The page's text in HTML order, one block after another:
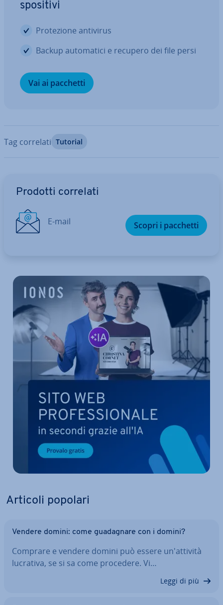
spo­si­ti­vi
Pro­te­zio­ne antivirus
Backup au­to­ma­ti­ci e recupero dei file persi
Vai ai pacchetti
Tag correlati Tutorial
Prodotti correlati
E-mail Scopri i pacchetti
Articoli popolari
Vendere domini: come gua­da­gna­re con i domini?
Comprare e vendere domini può essere un'at­ti­vi­tà
lucrativa, se si sa come procedere. Vi…
Leggi di più